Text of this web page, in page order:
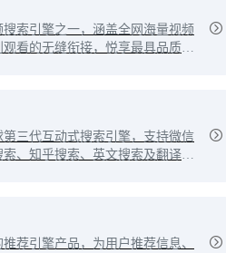
搜索引擎之一，涵盖全网海量视频
看的无缝衔接，悦享最具品质的
三代互动式搜索引擎，支持微信
索、知乎搜索、英文搜索及翻译
荐引擎产品，为用户推荐信息、